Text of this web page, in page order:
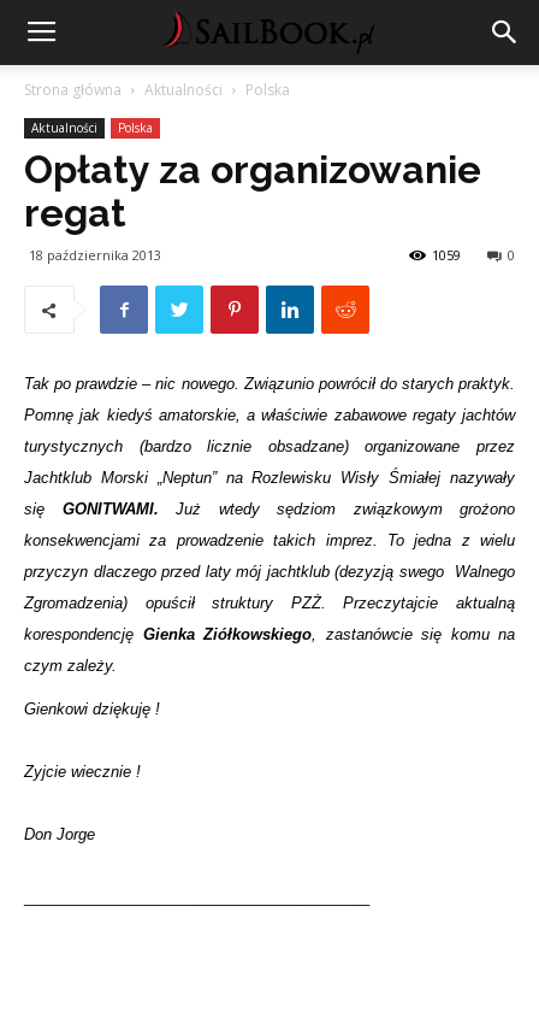
Strona główna Aktualności Polska
Aktualności Polska
Opłaty za organizowanie
regat
18 października 2013 0
1059
Tak po prawdzie – nic nowego. Związunio powrócił do starych praktyk.
Pomnę jak kiedyś amatorskie, a właściwie zabawowe regaty jachtów
turystycznych (bardzo licznie obsadzane) organizowane przez
Jachtklub Morski „Neptun” na Rozlewisku Wisły Śmiałej nazywały
się GONITWAMI. Już wtedy sędziom związkowym grożono
konsekwencjami za prowadzenie takich imprez. To jedna z wielu
przyczyn dlaczego przed laty mój jachtklub (dezyzją swego Walnego
Zgromadzenia) opuścił struktury PZŻ. Przeczytajcie aktualną
korespondencję Gienka Ziółkowskiego, zastanówcie się komu na
czym zależy.
Gienkowi dziękuję !
Zyjcie wiecznie !
Don Jorge